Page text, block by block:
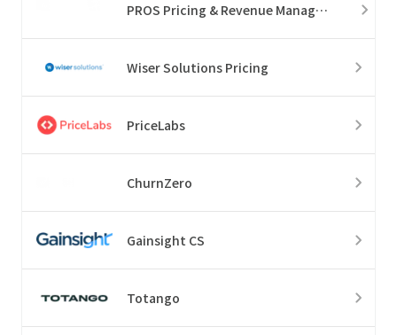
PROS Pricing & Revenue Management
Wiser Solutions Pricing
PriceLabs
ChurnZero
Gainsight CS
Totango